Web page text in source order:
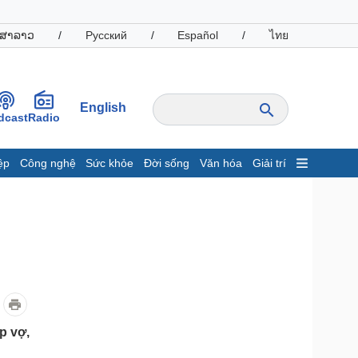
າລາວ / Русский / Español / ไทย
Radio
English
Công nghệ Sức khỏe Đời sống Văn hóa Giải trí
nghiệp
vợ,